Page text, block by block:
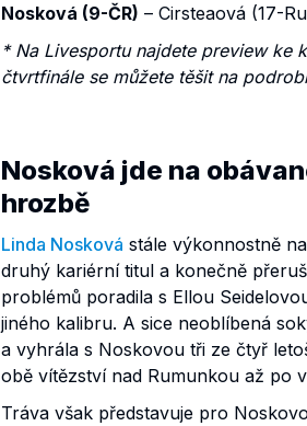
Nosková (9-ČR) – Cirsteaová (17-
* Na Livesportu najdete preview ke
čtvrtfinále se můžete těšit na
Nosková jde na
hrozbě
Linda Nosková stále výkonnostně
druhý kariérní titul a konečně
problémů poradila s Ellou
jiného kalibru. A sice neoblíbená
a vyhrála s Noskovou tři ze čtyř
obě vítězství nad Rumunkou až po
Tráva však představuje pro